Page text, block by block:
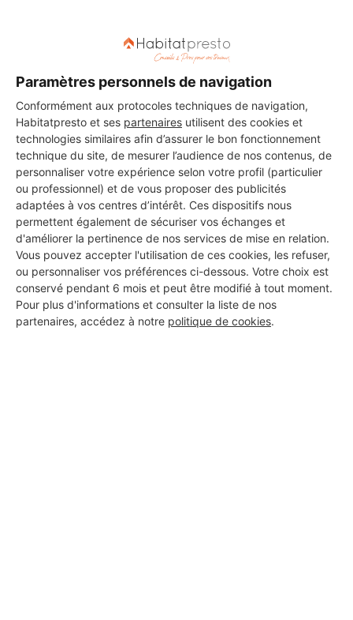
Paramètres personnels de navigation
Conformément aux protocoles techniques de navigation,
Habitatpresto et ses partenaires utilisent des cookies et
technologies similaires afin d’assurer le bon fonctionnement
technique du site, de mesurer l’audience de nos contenus, de
personnaliser votre expérience selon votre profil (particulier
ou professionnel) et de vous proposer des publicités
adaptées à vos centres d’intérêt. Ces dispositifs nous
permettent également de sécuriser vos échanges et
d'améliorer la pertinence de nos services de mise en relation.
Vous pouvez accepter l'utilisation de ces cookies, les refuser,
ou personnaliser vos préférences ci-dessous. Votre choix est
conservé pendant 6 mois et peut être modifié à tout moment.
Pour plus d'informations et consulter la liste de nos
partenaires, accédez à notre politique de cookies.
choisir ? Demandez des devis travaux
auprès de notre réseau de 5 000
professionnels partout en France.
DEMANDER UN DEVIS